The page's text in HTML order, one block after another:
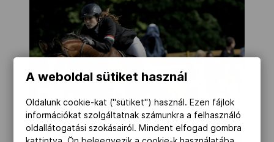
A weboldal sütiket használ
Oldalunk cookie-kat ("sütiket") használ. Ezen fájlok
információkat szolgáltatnak számunkra a felhasználó
oldallátogatási szokásairól. Mindent elfogad gombra